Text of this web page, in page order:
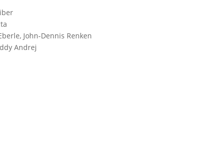
John-Dennis Renken
Andrej